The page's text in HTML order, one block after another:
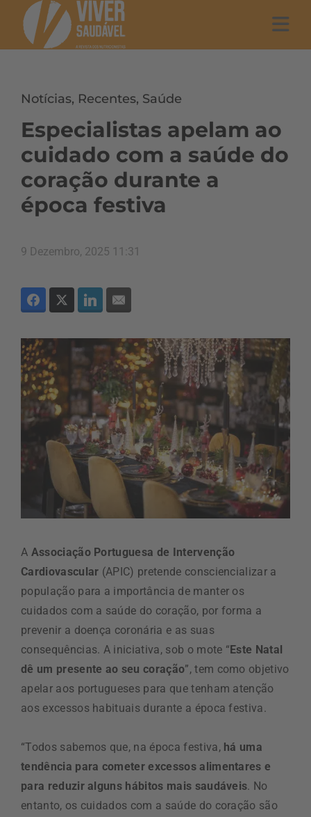
Notícias, Recentes, Saúde
Especialistas apelam ao
cuidado com a saúde do
coração durante a
época festiva
9 Dezembro, 2025 11:31
A Associação Portuguesa de Intervenção
Cardiovascular (APIC) pretende consciencializar a
população para a importância de manter os
cuidados com a saúde do coração, por forma a
prevenir a doença coronária e as suas
consequências. A iniciativa, sob o mote “Este Natal
dê um presente ao seu coração”, tem como objetivo
apelar aos portugueses para que tenham atenção
aos excessos habituais durante a época festiva.
“Todos sabemos que, na época festiva, há uma
tendência para cometer excessos alimentares e
para reduzir alguns hábitos mais saudáveis. No
entanto, os cuidados com a saúde do coração são